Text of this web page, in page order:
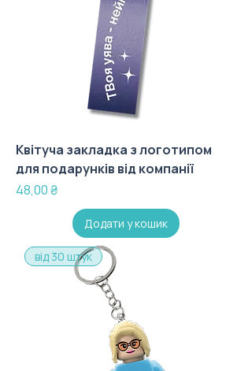
Квітуча закладка з логотипом
для подарунків від компанії
Ціна
48,00 ₴
Додати у кошик
від 30 штук